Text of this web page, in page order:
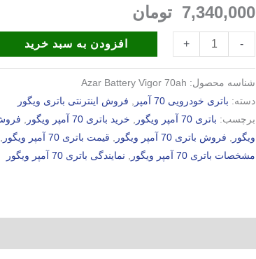
7,340,000 تومان
-
+ افزودن به سبد خرید
شناسه محصول: Azar Battery Vigor 70ah
دسته: باتری خودرویی 70 آمپر
فروش اینترنتی باتری ویگور
برچسب: باتری 70 آمپر ویگور خرید باتری 70 آمپر ویگور
ویگور
فروش باتری 70 آمپر ویگور قیمت باتری 70 آمپر ویگور
مشخصات باتری 70 آمپر ویگور
نمایندگی باتری 70 آمپر ویگور